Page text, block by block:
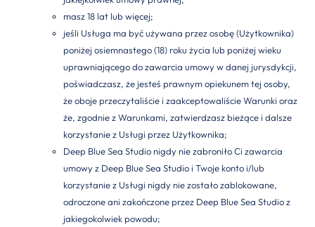
masz 18 lat lub więcej;
jeśli Usługa ma być używana przez osobę (Użytkownika)
poniżej osiemnastego (18) roku życia lub poniżej wieku
uprawniającego do zawarcia umowy w danej jurysdykcji,
poświadczasz, że jesteś prawnym opiekunem tej osoby,
że oboje przeczytaliście i zaakceptowaliście Warunki oraz
że, zgodnie z Warunkami, zatwierdzasz bieżące i dalsze
korzystanie z Usługi przez Użytkownika;
Deep Blue Sea Studio nigdy nie zabroniło Ci zawarcia
umowy z Deep Blue Sea Studio i Twoje konto i/lub
korzystanie z Usługi nigdy nie zostało zablokowane,
odroczone ani zakończone przez Deep Blue Sea Studio z
jakiegokolwiek powodu;